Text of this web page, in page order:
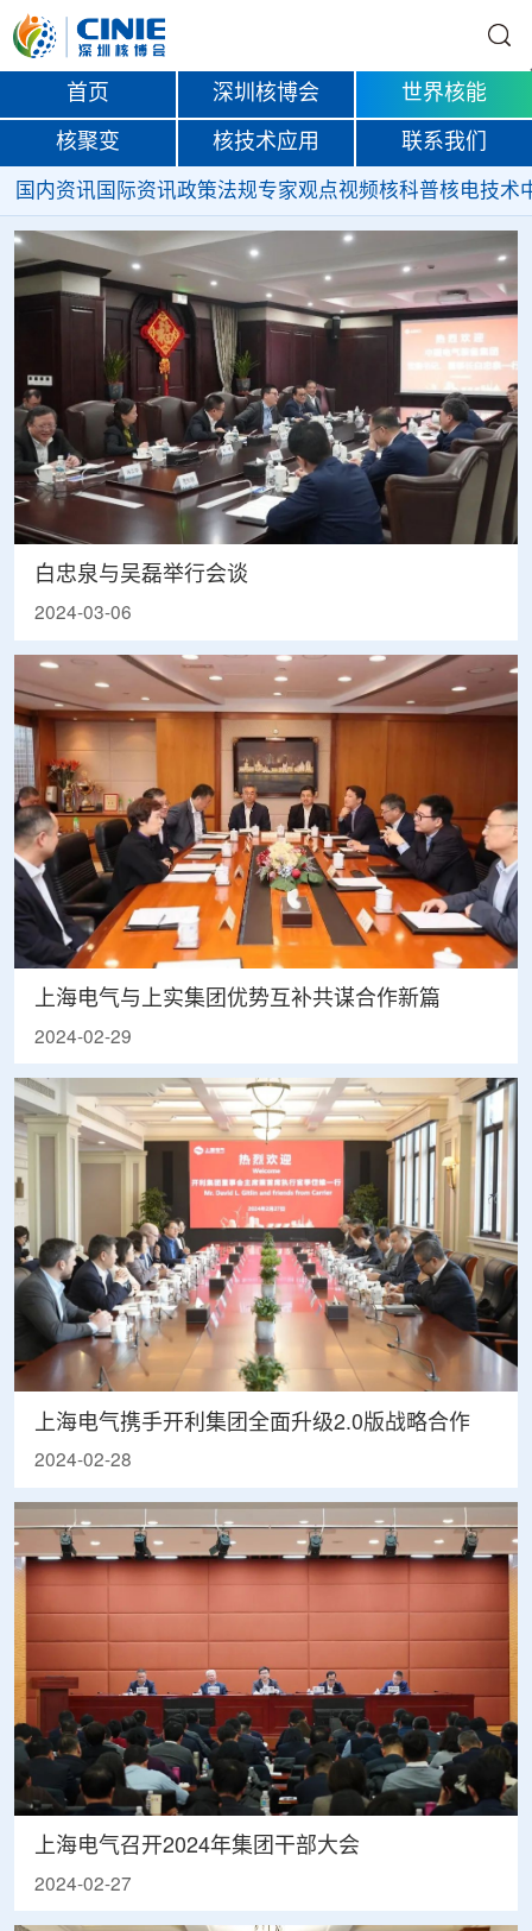
首页 深圳核博会 世界核能
核聚变 核技术应用 联系我们
国内资讯 国际资讯政策法规专家观点视频核科普核电技术
白忠泉与吴磊举行会谈
2024-03-06
上海电气与上实集团优势互补共谋合作新篇
2024-02-29
上海电气携手开利集团全面升级2.0版战略合作
2024-02-28
上海电气召开2024年集团干部大会
2024-02-27